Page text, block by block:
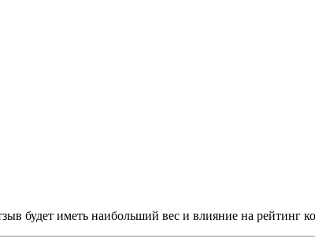
будет иметь наибольший вес и влияние на рейтинг